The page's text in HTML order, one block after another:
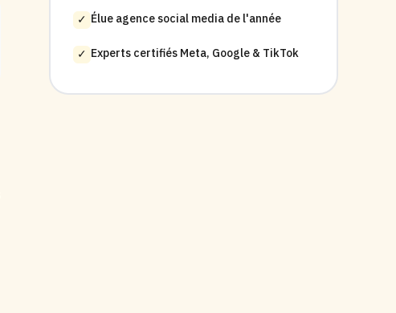
✓ Élue agence social media de l'année
✓ Experts certifiés Meta, Google & TikTok